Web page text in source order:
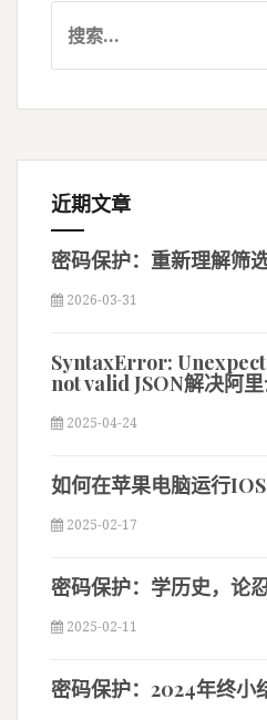
近期文章
密码保护：重新理解筛
2026-03-31
SyntaxError:
not valid JSON解决阿
2025-04-24
如何在苹果电脑运行
2025-02-17
密码保护：学历史，论
2025-02-11
密码保护：2024年终小